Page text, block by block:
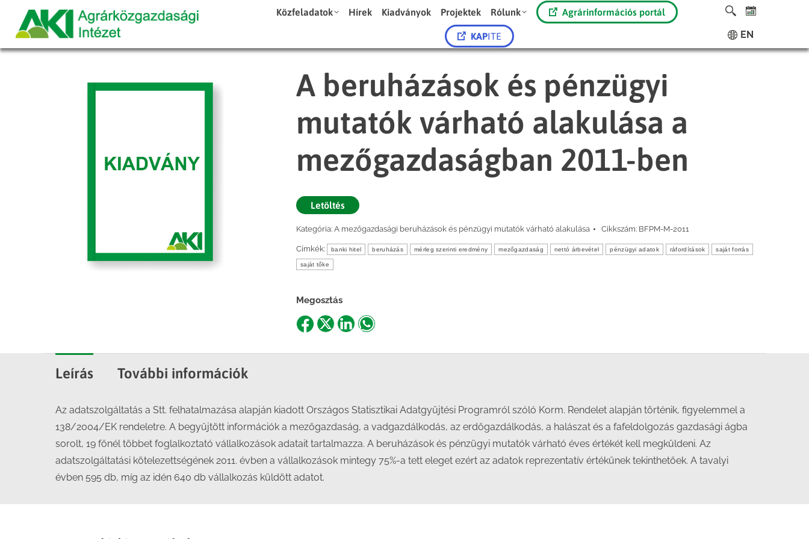
Közfeladatok Hírek Kiadványok Projektek Rólunk Agrárinformációs portál
KAPITE EN
A beruházások és pénzügyi
mutatók várható alakulása a
mezőgazdaságban 2011-ben
Letöltés
Kategória: A mezőgazdasági beruházások és pénzügyi mutatók várható alakulása Cikkszám: BFPM-M-2011
Címkék: banki hitel beruházás mérleg szerinti eredmény mezőgazdaság nettó árbevétel pénzügyi adatok ráfordítások saját forrás
saját tőke
Megosztás
ShareShareShareShare
Leírás További információk
Az adatszolgáltatás a Stt. felhatalmazása alapján kiadott Országos Statisztikai Adatgyűjtési Programról szóló Korm. Rendelet alapján történik, figyelemmel a
138/2004/EK rendeletre. A begyűjtött információk a mezőgazdaság, a vadgazdálkodás, az erdőgazdálkodás, a halászat és a fafeldolgozás gazdasági ágba
sorolt, 19 főnél többet foglalkoztató vállalkozások adatait tartalmazza. A beruházások és pénzügyi mutatók várható éves értékét kell megküldeni. Az
adatszolgáltatási kötelezettségének 2011. évben a vállalkozások mintegy 75%-a tett eleget ezért az adatok reprezentatív értékűnek tekinthetőek. A tavalyi
évben 595 db, míg az idén 640 db vállalkozás küldött adatot.